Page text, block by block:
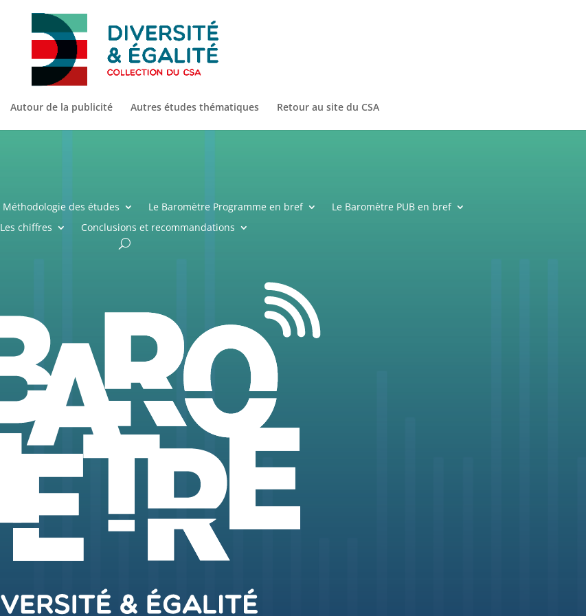
Autour de la publicité Autres études thématiques Retour au site du CSA
Méthodologie des études Le Baromètre Programme en bref
Le Baromètre PUB en bref
Les chiffres
Conclusions et recommandations